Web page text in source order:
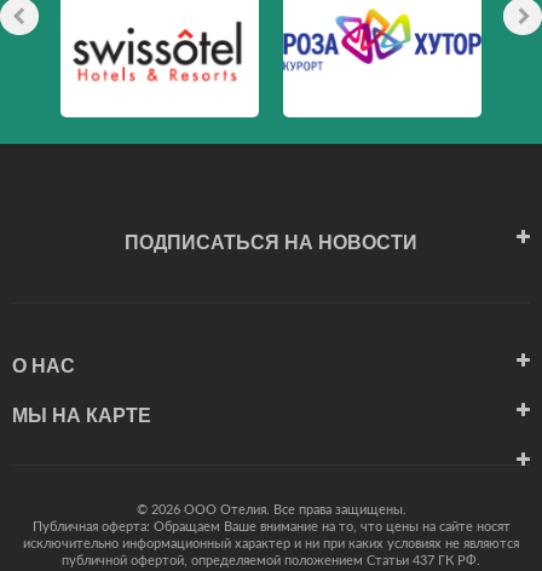
ПОДПИСАТЬСЯ НА НОВОСТИ
О НАС
МЫ НА КАРТЕ
© 2026 ООО Отелия. Все права защищены.
Публичная оферта: Обращаем Ваше внимание на то, что цены на сайте носят
исключительно информационный характер и ни при каких условиях не являются
публичной офертой, определяемой положением Статьи 437 ГК РФ.